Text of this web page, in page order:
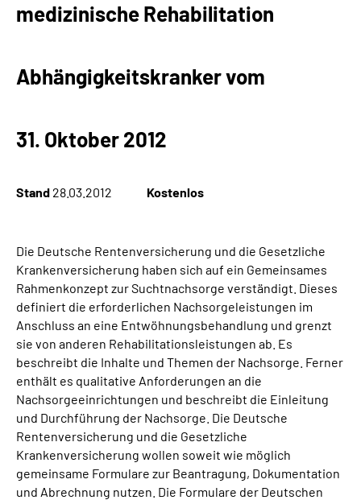
medizinische Rehabilitation
Abhängigkeitskranker vom
31. Oktober 2012
Stand 28.03.2012 Kostenlos
Die Deutsche Rentenversicherung und die Gesetzliche
Krankenversicherung haben sich auf ein Gemeinsames
Rahmenkonzept zur Suchtnachsorge verständigt. Dieses
definiert die erforderlichen Nachsorgeleistungen im
Anschluss an eine Entwöhnungsbehandlung und grenzt
sie von anderen Rehabilitationsleistungen ab. Es
beschreibt die Inhalte und Themen der Nachsorge. Ferner
enthält es qualitative Anforderungen an die
Nachsorgeeinrichtungen und beschreibt die Einleitung
und Durchführung der Nachsorge. Die Deutsche
Rentenversicherung und die Gesetzliche
Krankenversicherung wollen soweit wie möglich
gemeinsame Formulare zur Beantragung, Dokumentation
und Abrechnung nutzen. Die Formulare der Deutschen